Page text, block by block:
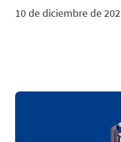
10 de diciembre de